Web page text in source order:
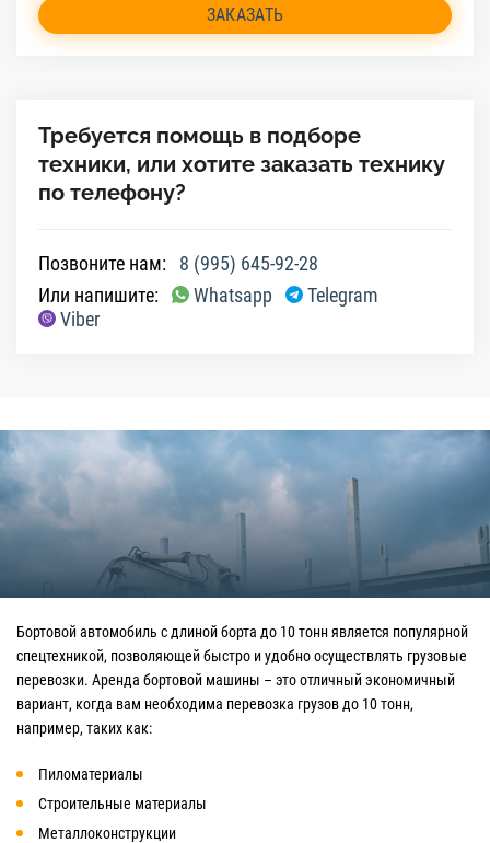
ЗАКАЗАТЬ
Требуется помощь в подборе
техники, или хотите заказать технику
по телефону?
Позвоните нам:
8 (995) 645-92-28
Или напишите:
Whatsapp
Telegram
Viber
Бортовой автомобиль с длиной борта до 10 тонн является популярной
спецтехникой, позволяющей быстро и удобно осуществлять грузовые
перевозки. Аренда бортовой машины – это отличный экономичный
вариант, когда вам необходима перевозка грузов до 10 тонн,
например, таких как:
Пиломатериалы
Строительные материалы
Металлоконструкции